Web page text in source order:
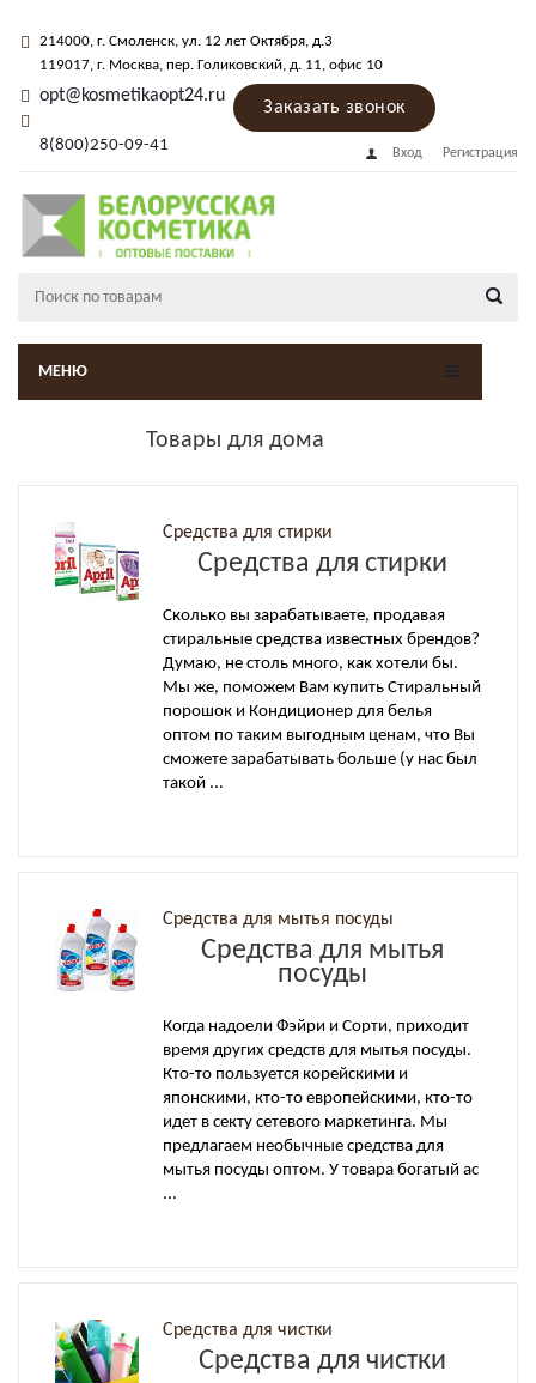
214000, г. Смоленск, ул. 12 лет Октября, д.3
119017, г. Москва, пер. Голиковский, д. 11, офис 10
opt@kosmetikaopt24.ru
8(800)250-09-41
Заказать звонок
Вход Регистрация
МЕНЮ
Товары для дома
Средства для стирки
Средства для стирки
Сколько вы зарабатываете, продавая
стиральные средства известных брендов?
Думаю, не столь много, как хотели бы.
Мы же, поможем Вам купить Стиральный
порошок и Кондиционер для белья
оптом по таким выгодным ценам, что Вы
сможете зарабатывать больше (у нас был
такой ...
Средства для мытья посуды
Средства для мытья
посуды
Когда надоели Фэйри и Сорти, приходит
время других средств для мытья посуды.
Кто-то пользуется корейскими и
японскими, кто-то европейскими, кто-то
идет в секту сетевого маркетинга. Мы
предлагаем необычные средства для
мытья посуды оптом. У товара богатый ас
...
Средства для чистки
Средства для чистки